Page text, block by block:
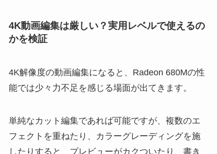
4K動画編集は厳しい？実用レベルで使えるの
かを検証
4K解像度の動画編集になると、Radeon 680Mの性
能では少々力不足を感じる場面が出てきます。
単純なカット編集であれば可能ですが、複数のエ
フェクトを重ねたり、カラーグレーディングを施
したりすると、プレビューがカクついたり、書き